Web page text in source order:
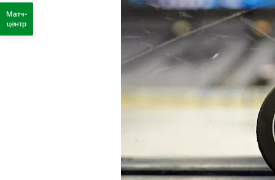
Матч-
центр